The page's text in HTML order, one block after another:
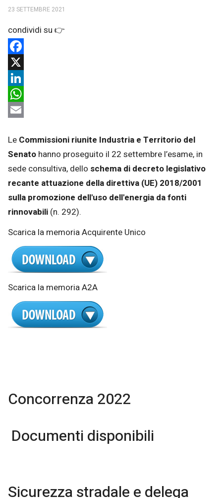
23 SETTEMBRE 2021
Facebook
X
LinkedIn
WhatsApp
Le Commissioni riunite Industria e Territorio del
Senato hanno proseguito il 22 settembre l’esame, in
sede consultiva, dello schema di decreto legislativo
recante attuazione della direttiva (UE) 2018/2001
sulla promozione dell'uso dell'energia da fonti
rinnovabili (n. 292).
Scarica la memoria Acquirente Unico
Scarica la memoria A2A
Concorrenza 2022
Documenti disponibili
Sicurezza stradale e delega